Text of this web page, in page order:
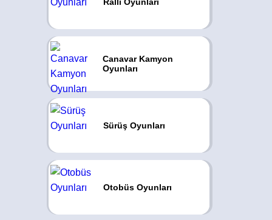
Canavar Kamyon
Oyunları
Sürüş Oyunları
Otobüs Oyunları